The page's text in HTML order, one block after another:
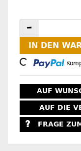
IN DEN
Loading...
AUF
AUF DIE
FRAGE